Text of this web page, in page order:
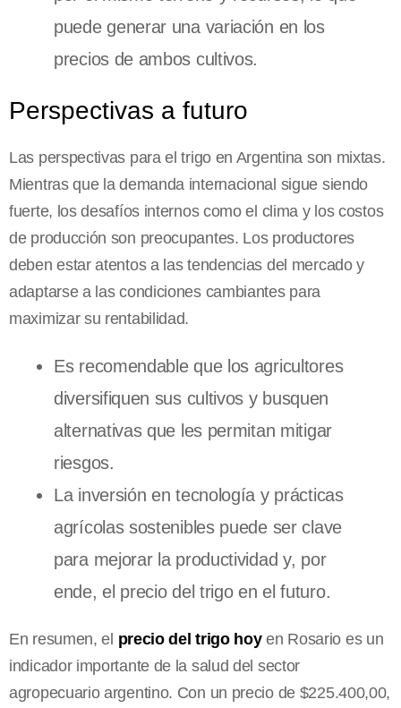
puede generar una variación en los
precios de ambos cultivos.
Perspectivas a futuro
Las perspectivas para el trigo en Argentina son mixtas.
Mientras que la demanda internacional sigue siendo
fuerte, los desafíos internos como el clima y los costos
de producción son preocupantes. Los productores
deben estar atentos a las tendencias del mercado y
adaptarse a las condiciones cambiantes para
maximizar su rentabilidad.
Es recomendable que los agricultores
diversifiquen sus cultivos y busquen
alternativas que les permitan mitigar
riesgos.
La inversión en tecnología y prácticas
agrícolas sostenibles puede ser clave
para mejorar la productividad y, por
ende, el precio del trigo en el futuro.
En resumen, el precio del trigo hoyen Rosario es un
indicador importante de la salud del sector
agropecuario argentino. Con un precio de $225.400,00,